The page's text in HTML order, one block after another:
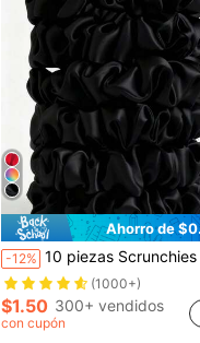
Ahorro de
-12% 10 piezas Scrunchies de satén, Lazos de pelo de seda negra, Bandas elásticas suaves sin costuras, Sujetadores de cola de caballo anti-rotura, Adecuados para dormir, cabello grueso/delgado, dama de honor, boda, fiesta, uso diario
(1000+)
$1.50 300+ vendidos
con cupón